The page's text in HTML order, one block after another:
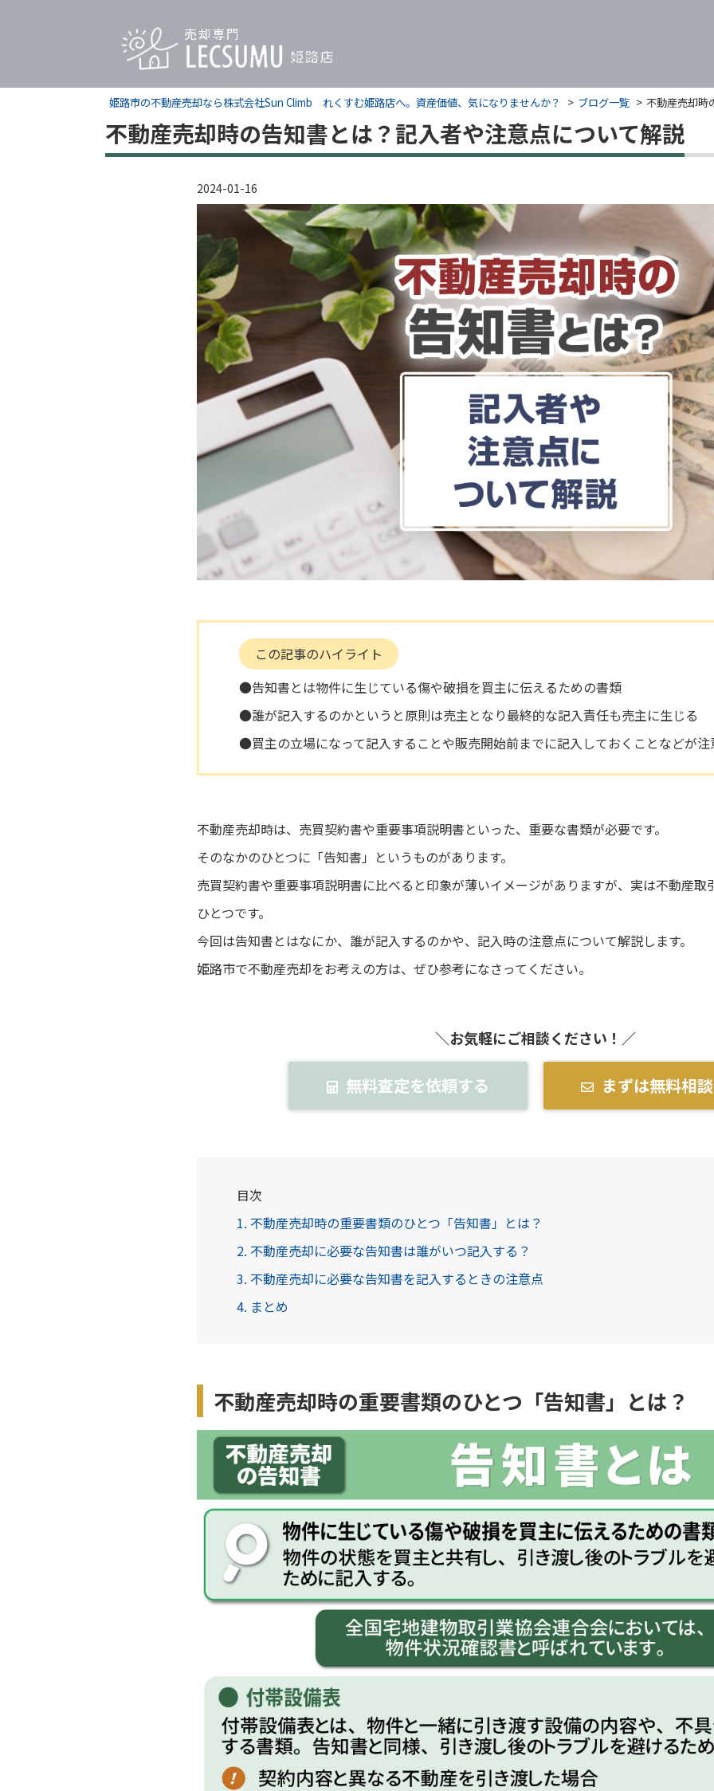
姫路市の不動産売却なら株式会社Sun Climb れくすむ姫路店へ。資産価値、気になりませんか？ ブログ一覧 不動産売却時
不動産売却時の告知書とは？記入者や注意点について解説
2024-01-16
この記事のハイライト
●告知書とは物件に生じている傷や破損を買主に伝えるための書類
●誰が記入するのかというと原則は売主となり最終的な記入責任も売主に生じる
●買主の立場になって記入することや販売開始前までに記入しておくことなどが注
不動産売却時は、売買契約書や重要事項説明書といった、重要な書類が必要です。
そのなかのひとつに「告知書」というものがあります。
売買契約書や重要事項説明書に比べると印象が薄いイメージがありますが、実は不動産
ひとつです。
今回は告知書とはなにか、誰が記入するのかや、記入時の注意点について解説します。
姫路市で不動産売却をお考えの方は、ぜひ参考になさってください。
＼お気軽にご相談ください！／
無料査定を依頼する まずは無料相
目次
1. 不動産売却時の重要書類のひとつ「告知書」とは？
2. 不動産売却に必要な告知書は誰がいつ記入する？
3. 不動産売却に必要な告知書を記入するときの注意点
4. まとめ
不動産売却時の重要書類のひとつ「告知書」とは？